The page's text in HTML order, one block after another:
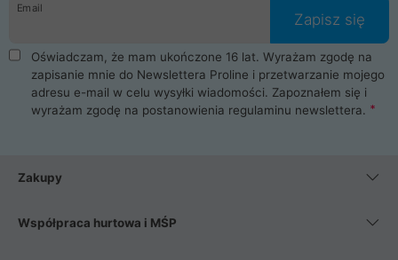
Email
Zapisz się
Oświadczam, że mam ukończone 16 lat. Wyrażam zgodę na
zapisanie mnie do Newslettera Proline i przetwarzanie mojego
adresu e-mail w celu wysyłki wiadomości. Zapoznałem się i
wyrażam zgodę na postanowienia regulaminu newslettera.
Zakupy
Współpraca hurtowa i MŚP